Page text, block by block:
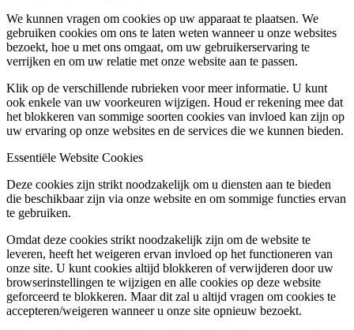
We kunnen vragen om cookies op uw apparaat te plaatsen. We
gebruiken cookies om ons te laten weten wanneer u onze websites
bezoekt, hoe u met ons omgaat, om uw gebruikerservaring te
verrijken en om uw relatie met onze website aan te passen.
Klik op de verschillende rubrieken voor meer informatie. U kunt
ook enkele van uw voorkeuren wijzigen. Houd er rekening mee dat
het blokkeren van sommige soorten cookies van invloed kan zijn op
uw ervaring op onze websites en de services die we kunnen bieden.
Essentiële Website Cookies
Deze cookies zijn strikt noodzakelijk om u diensten aan te bieden
die beschikbaar zijn via onze website en om sommige functies ervan
te gebruiken.
Omdat deze cookies strikt noodzakelijk zijn om de website te
leveren, heeft het weigeren ervan invloed op het functioneren van
onze site. U kunt cookies altijd blokkeren of verwijderen door uw
browserinstellingen te wijzigen en alle cookies op deze website
geforceerd te blokkeren. Maar dit zal u altijd vragen om cookies te
accepteren/weigeren wanneer u onze site opnieuw bezoekt.